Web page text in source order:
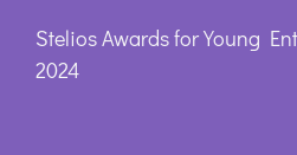
Stelios Awards for Young
2024